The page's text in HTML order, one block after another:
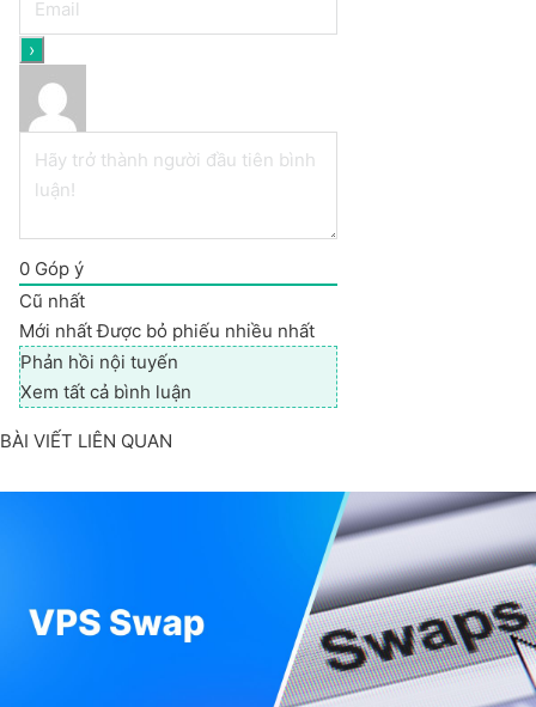
0 Góp ý
Cũ nhất
Mới nhất Được bỏ phiếu nhiều nhất
Phản hồi nội tuyến
Xem tất cả bình luận
BÀI VIẾT LIÊN QUAN